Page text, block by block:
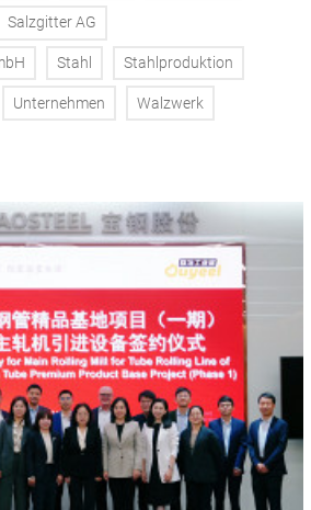
Salzgitter AG
Stahl Stahlproduktion
Unternehmen Walzwerk